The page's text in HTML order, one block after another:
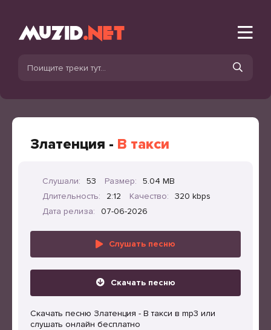
Златенция - В такси
Слушали: 53 Размер:
5.04 MB
Длительность:
2:12 Качество:
320 kbps
Дата релиза:
07-06-2026
Слушать песню
Скачать песню
Скачать песню Златенция - В такси в mp3 или
слушать онлайн бесплатно